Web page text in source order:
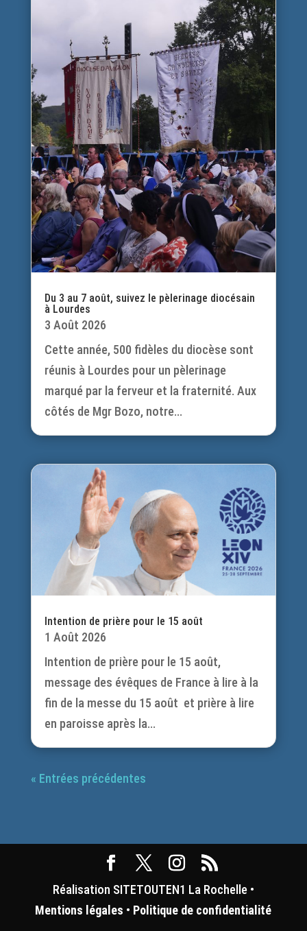
Du 3 au 7 août, suivez le pèlerinage diocésain
à Lourdes
3 Août 2026
Cette année, 500 fidèles du diocèse sont
réunis à Lourdes pour un pèlerinage
marqué par la ferveur et la fraternité. Aux
côtés de Mgr Bozo, notre...
Intention de prière pour le 15 août
1 Août 2026
Intention de prière pour le 15 août,
message des évêques de France à lire à la
fin de la messe du 15 août et prière à lire
en paroisse après la...
« Entrées précédentes
Réalisation SITETOUTEN1 La Rochelle •
Mentions légales • Politique de confidentialité